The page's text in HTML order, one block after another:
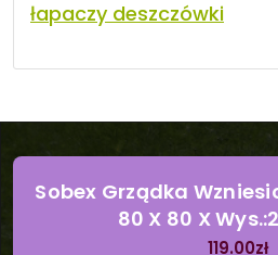
łapaczy deszczówki
Sobex Grządka
80 X 80 X
119.00zł